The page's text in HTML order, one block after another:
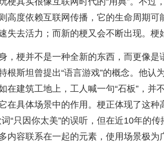
高度依赖互联网传播，它的生命周期
失去活力；而新的梗又会不断出现。梗
，梗并不是一种全新的东西，而更像
根斯坦曾提出“语言游戏”的概念。他认
在建筑工地上，工人喊一句“石板”，并
在具体场景中的作用。梗正体现了这种
“只因你太美”的误听，但在近10年的
内容联系在一起的元素，使用场景极为